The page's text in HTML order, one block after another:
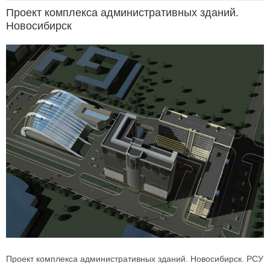
Проект комплекса административных зданий.
Новосибирск
Проект комплекса административных зданий. Новосибирск. РСУ